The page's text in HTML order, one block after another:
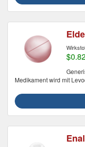
Medikament wird mit